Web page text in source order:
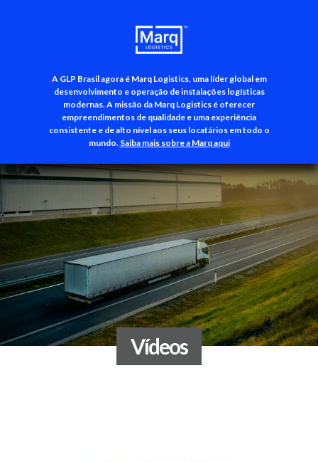
A GLP Brasil agora é Marq Logistics, uma líder global em
desenvolvimento e operação de instalações logísticas
modernas. A missão da Marq Logistics é oferecer
empreendimentos de qualidade e uma experiência
consistente e de alto nível aos seus locatários em todo o
mundo. Saiba mais sobre a Marq aqui
+55 (11) 3500-3700
Vídeos